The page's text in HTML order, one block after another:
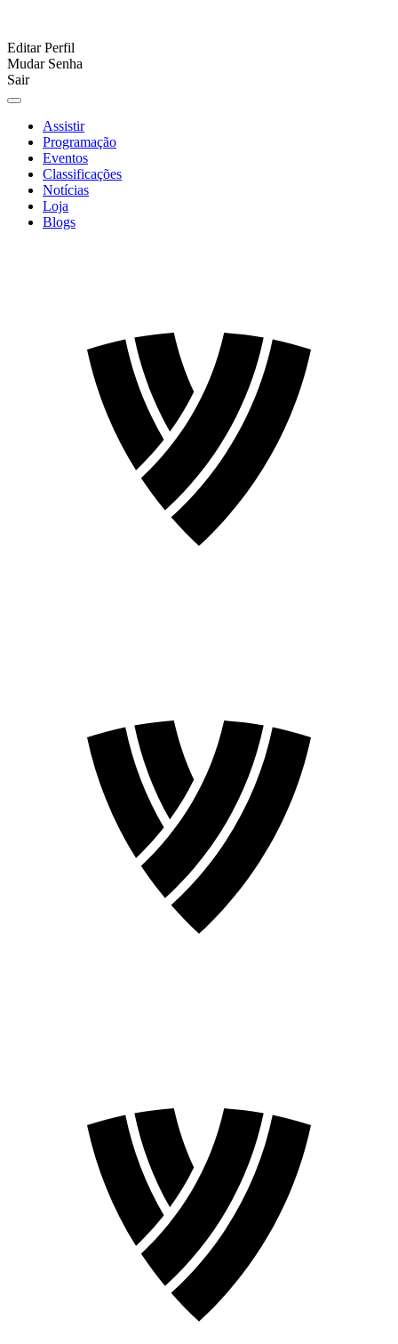
Editar Perfil
Mudar Senha
Sair
Assistir
Programação
Eventos
Classificações
Notícias
Loja
Blogs